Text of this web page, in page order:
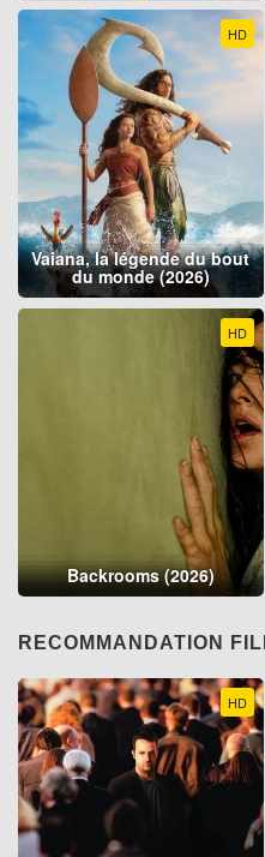
HD
Vaiana, la légende du bout
du monde (2026)
HD
Backrooms (2026)
RECOMMANDATION
HD